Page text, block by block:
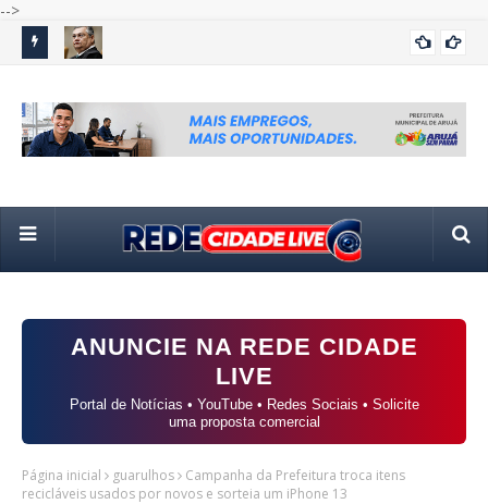
-->
em emendas parlamentares após auditoria do TCU
POLÍTICA
ANUNCIE NA REDE CIDADE
LIVE
Portal de Notícias • YouTube • Redes Sociais • Solicite
uma proposta comercial
Página inicial guarulhos
Campanha da Prefeitura troca itens
recicláveis usados por novos e sorteia um iPhone 13